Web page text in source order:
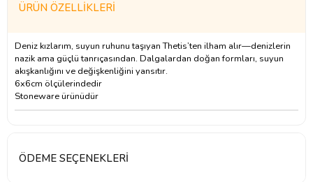
ÜRÜN ÖZELLIKLERI
Deniz kızlarım, suyun ruhunu taşıyan Thetis’ten ilham alır—denizlerin
nazik ama güçlü tanrıçasından. Dalgalardan doğan formları, suyun
akışkanlığını ve değişkenliğini yansıtır.
6x6cm ölçülerindedir
Stoneware ürünüdür
ÖDEME SEÇENEKLERI